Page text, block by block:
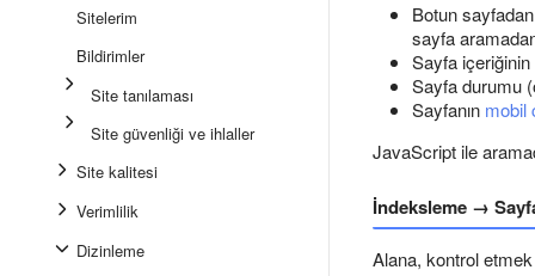
Sitelerim
Bildirimler
Site tanılaması
Site güvenliği ve ihlaller
Site kalitesi
Verimlilik
Dizinleme
Botun sayfadan
sayfa
Sayfa içeriğinin
Sayfa durumu
Sayfanın mobil
JavaScript ile
İndeksleme →
Alana, kontrol etmek